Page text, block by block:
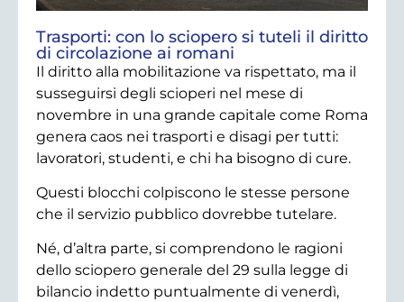
Trasporti: con lo sciopero si tuteli il diritto
di circolazione ai romani
Il diritto alla mobilitazione va rispettato, ma il
susseguirsi degli scioperi nel mese di
novembre in una grande capitale come Roma
genera caos nei trasporti e disagi per tutti:
lavoratori, studenti, e chi ha bisogno di cure.
Questi blocchi colpiscono le stesse persone
che il servizio pubblico dovrebbe tutelare.
Né, d’altra parte, si comprendono le ragioni
dello sciopero generale del 29 sulla legge di
bilancio indetto puntualmente di venerdì,